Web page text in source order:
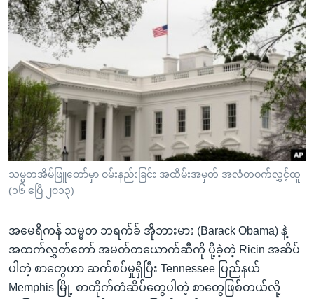
သို့
ကျော်
ရန်
ပင်မ
အ
ညွန်း
စာမျက်နှာ
သို့
ကျော်
အစ္စရေး-ပါလက်စတိုင်း
အင်္ဂလိပ်စာလေ့လာမယ်
အမေရိကန်သုံးအီဒီယံ
မကြေးမုံရဲ့ အင်္ဂလိပ်စာ
ရုပ်ရှင်ထဲက အင်္ဂလိပ်စာ
သုတပဒေသာ အင်္ဂလိပ်စာ
အပတ်စဉ်ကဏ္ဍများ
ရေဒီယို
တီဗွီ
ရေဒီယိုနှင့်ရုပ်သံ အချက်အလက်များ
ရေဒီယို/တီဗွီအစီအစဉ်
Learning English
ဗွီအိုအေ လူမှုကွန်ယက်များ
ဘာသာစကားများ
သမ္မတအိမ်ဖြူတော်မှာ ဝမ်းနည်းခြင်း အထိမ်းအမှတ် အလံတဝက်လွှင့်ထူ
(၁၆ ဧပြီ ၂၀၁၃)
အမေရိကန် သမ္မတ ဘရက်ခ် အိုဘားမား (Barack Obama) နဲ့
အထက်လွှတ်တော် အမတ်တယောက်ဆီကို ပို့ခဲ့တဲ့ Ricin အဆိပ်
ပါတဲ့ စာတွေဟာ ဆက်စပ်မှုရှိပြီး Tennessee ပြည်နယ်
Memphis မြို့ စာတိုက်တံဆိပ်တွေပါတဲ့ စာတွေဖြစ်တယ်လို့